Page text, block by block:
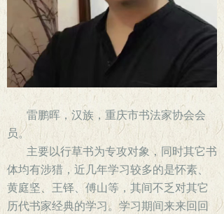
雷鹏晖，汉族，重庆市书法家协会会
员。
主要以行草书为专攻对象，同时其它书
体均有涉猎，近几年学习较多的是怀素、
黄庭坚、王铎、傅山等，其间不乏对其它
历代书家经典的学习。学习期间来来回回